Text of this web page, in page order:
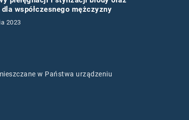
dla współczesnego mężczyzny
2023
w Państwa urządzeniu